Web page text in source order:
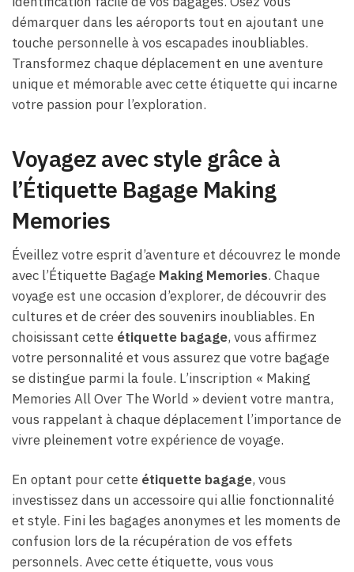
démarquer dans les aéroports tout en ajoutant une
touche personnelle à vos escapades inoubliables.
Transformez chaque déplacement en une aventure
unique et mémorable avec cette étiquette qui incarne
votre passion pour l’exploration.
Voyagez avec style grâce à
l’Étiquette Bagage Making
Memories
Éveillez votre esprit d’aventure et découvrez le monde
avec l’Étiquette Bagage Making Memories. Chaque
voyage est une occasion d’explorer, de découvrir des
cultures et de créer des souvenirs inoubliables. En
choisissant cette étiquette bagage, vous affirmez
votre personnalité et vous assurez que votre bagage
se distingue parmi la foule. L’inscription « Making
Memories All Over The World » devient votre mantra,
vous rappelant à chaque déplacement l’importance de
vivre pleinement votre expérience de voyage.
En optant pour cette étiquette bagage, vous
investissez dans un accessoire qui allie fonctionnalité
et style. Fini les bagages anonymes et les moments de
confusion lors de la récupération de vos effets
personnels. Avec cette étiquette, vous vous